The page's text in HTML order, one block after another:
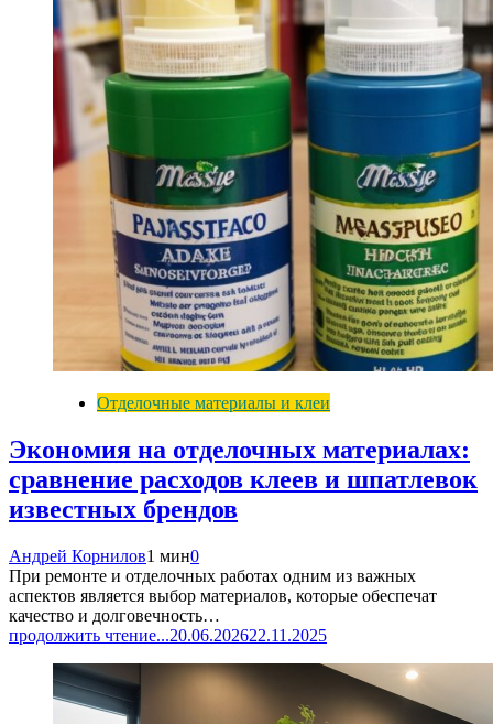
Отделочные материалы и клеи
Экономия на отделочных материалах:
сравнение расходов клеев и шпатлевок
известных брендов
Андрей Корнилов1 мин0
При ремонте и отделочных работах одним из важных
аспектов является выбор материалов, которые обеспечат
качество и долговечность…
продолжить чтение...20.06.202622.11.2025